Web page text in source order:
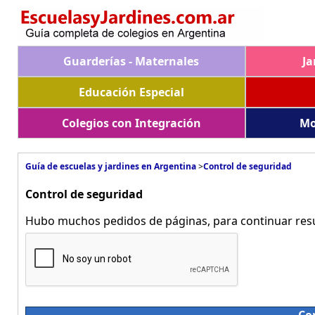
Guarderías - Maternales
Educación Especial
Colegios con Integración
Guía de escuelas y jardines en Argentina>Control de seguridad
Control de seguridad
Hubo muchos pedidos de páginas, para continuar